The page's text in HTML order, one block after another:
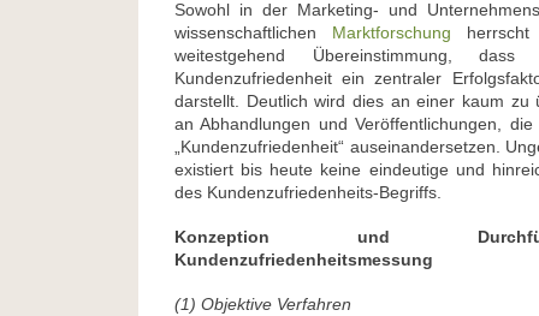
Sowohl in der Marketing- und
wissenschaftlichen
Marktforschung
weitestgehend Übereinstimmung,
Kundenzufriedenheit ein zentraler
darstellt. Deutlich wird dies an einer kaum zu
an Abhandlungen und Veröffentlichungen,
„Kundenzufriedenheit“ auseinandersetzen.
existiert bis heute keine eindeutige und
des Kundenzufriedenheits-Begriffs.
Konzeption und
Kundenzufriedenheitsmessung
(1) Objektive Verfahren